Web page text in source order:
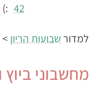
42
:)
למדורשבועות הריון >
מחשבוני ביוץ